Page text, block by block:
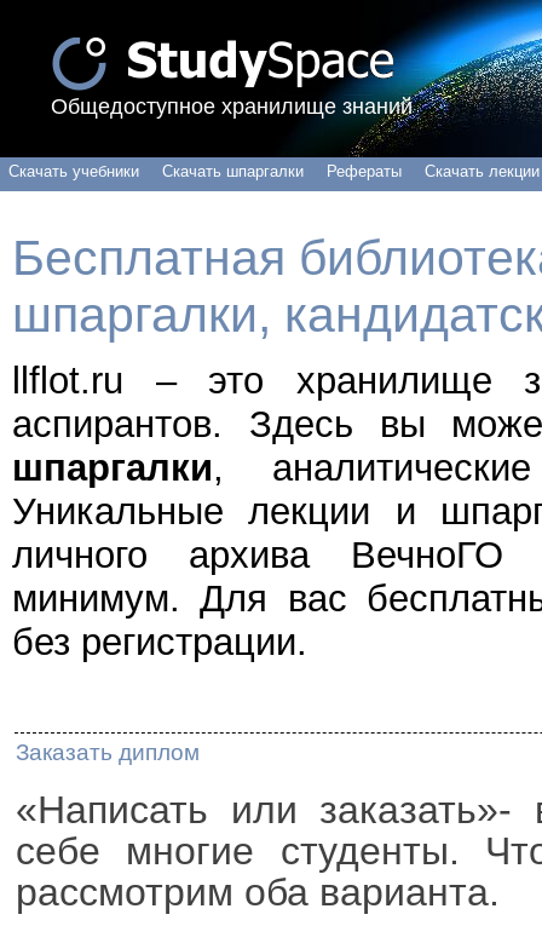
Общедоступное хранилище знаний
Скачать учебники Скачать шпаргалки Рефераты Скачать лекции
Бесплатная
шпаргалки,
llflot.ru – это хранилище
аспирантов. Здесь вы
шпаргалки,
Уникальные лекции и
личного архива ВечноГО
минимум. Для вас
без регистрации.
Заказать диплом
«Написать или
себе многие студенты.
рассмотрим оба варианта.